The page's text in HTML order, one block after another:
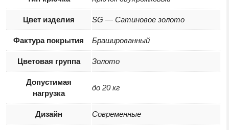
Цвет изделия SG — Сатиновое золото
Фактура покрытия Брашированный
Цветовая группа Золото
Допустимая
нагрузка
до 20 кг
Дизайн Современные